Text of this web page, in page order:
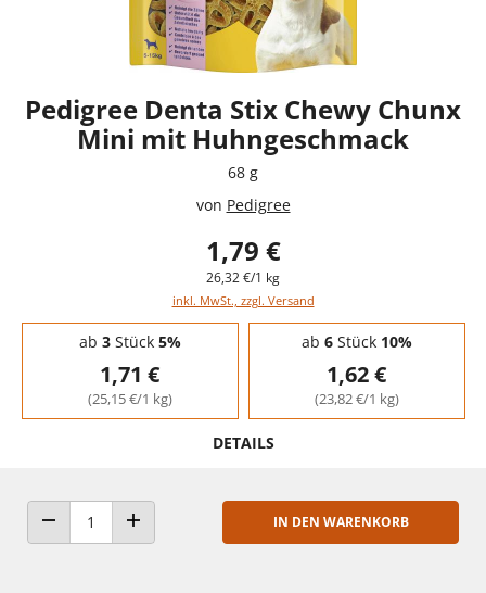
Pedigree Denta Stix Chewy Chunx
Mini mit Huhngeschmack
68 g
von Pedigree
1,79 €
26,32 €/1 kg
inkl. MwSt., zzgl. Versand
Staffelpreise - Mengenrabatt
ab 3Stück 5%
1,71 €
(25,15 €/1 kg)
ab 6Stück 10%
1,62 €
(23,82 €/1 kg)
DETAILS
ANZAHL VERRINGERNANZAHL ERHÖHEN
IN DEN WARENKORB